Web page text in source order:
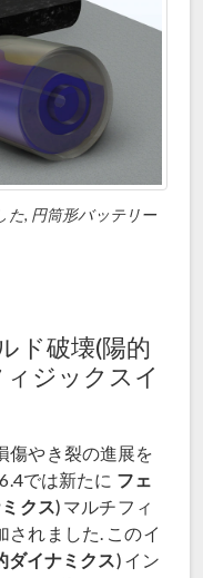
た, 円筒形バッテリー
ド破壊(陽的
ジックスイ
傷やき裂の進展を
では新たに フェ
クス) マルチフィ
されました. このイ
ダイナミクス)イン